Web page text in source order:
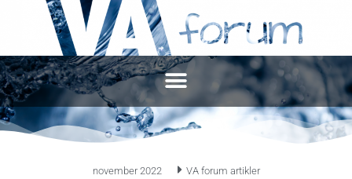
november 2022 VA forum artikler